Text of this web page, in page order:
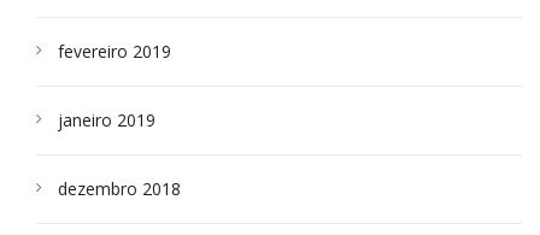
fevereiro 2019
janeiro 2019
dezembro 2018